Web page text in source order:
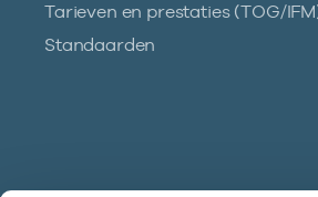
Tarieven en prestaties (TOG/
Standaarden